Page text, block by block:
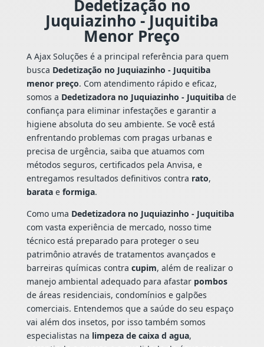
Dedetização no
Juquiazinho - Juquitiba
Menor Preço
A Ajax Soluções é a principal referência para quem
busca Dedetização no Juquiazinho - Juquitiba
menor preço. Com atendimento rápido e eficaz,
somos a Dedetizadora no Juquiazinho - Juquitibade
confiança para eliminar infestações e garantir a
higiene absoluta do seu ambiente. Se você está
enfrentando problemas com pragas urbanas e
precisa de urgência, saiba que atuamos com
métodos seguros, certificados pela Anvisa, e
entregamos resultados definitivos contra rato,
baratae formiga.
Como uma Dedetizadora no Juquiazinho - Juquitiba
com vasta experiência de mercado, nosso time
técnico está preparado para proteger o seu
patrimônio através de tratamentos avançados e
barreiras químicas contra cupim, além de realizar o
manejo ambiental adequado para afastar pombos
de áreas residenciais, condomínios e galpões
comerciais. Entendemos que a saúde do seu espaço
vai além dos insetos, por isso também somos
especialistas na limpeza de caixa d agua,